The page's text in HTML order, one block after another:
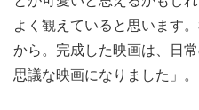
よく観えていると思います
から。完成した映画は、日
思議な映画になりました」。